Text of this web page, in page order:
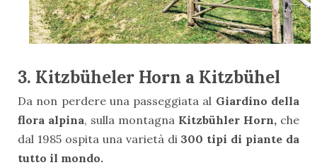
3. Kitzbüheler Horn a Kitzbühel
Da non perdere una passeggiata al Giardino della
flora alpina, sulla montagna Kitzbühler Horn, che
dal 1985 ospita una varietà di300 tipi di piante da
tutto il mondo.